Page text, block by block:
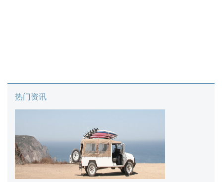
热门资讯